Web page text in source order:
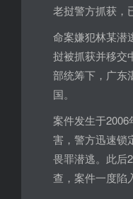
老挝警方抓获，
命案嫌犯林某潜
挝被抓获并移交
部统筹下，广东
国。
案件发生于
害，警方迅速锁
畏罪潜逃。此后
查，案件一度陷